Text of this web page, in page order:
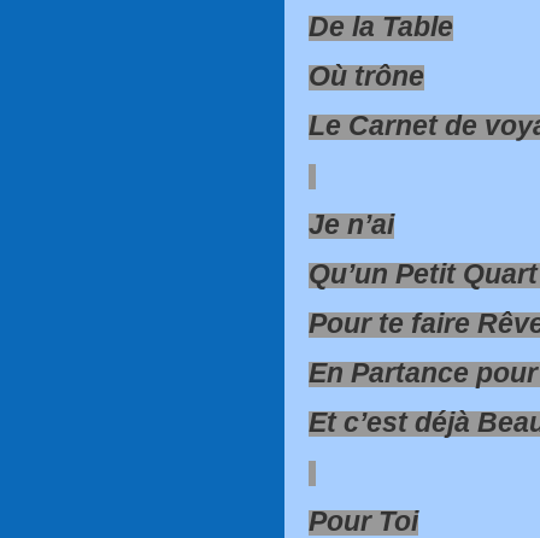
De la Table
Où trône
Le Carnet de
Je n’ai
Qu’un Petit
Pour te faire
En Partance
Et c’est déjà
Pour Toi